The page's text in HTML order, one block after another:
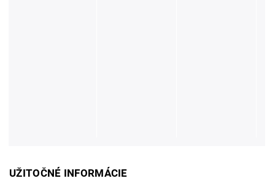
UŽITOČNÉ INFORMÁCIE